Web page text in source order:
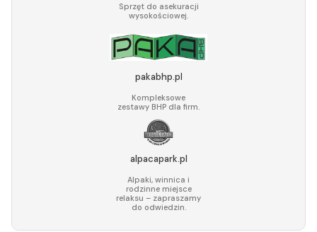
Sprzęt do asekuracji
wysokościowej.
pakabhp.pl
Kompleksowe
zestawy BHP dla firm.
alpacapark.pl
Alpaki, winnica i
rodzinne miejsce
relaksu – zapraszamy
do odwiedzin.